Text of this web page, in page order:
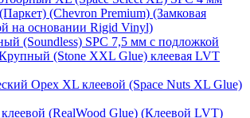
(Chevron Premium) (Замковая
на основании Rigid Vinyl)
(Soundless) SPC 7,5 мм с подложкой
(Stone XXL Glue) клеевая LVT
Орех XL клеевой (Space Nuts XL Glue)
(RealWood Glue) (Клеевой LVT)